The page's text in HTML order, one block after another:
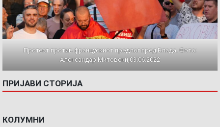
Протест против францускиот предлог пред Влада. Фото:
Александар Митовски,03.06.2022
ПРИЈАВИ СТОРИЈА
КОЛУМНИ